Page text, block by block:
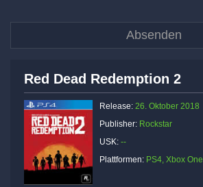
Red Dead Redemption 2
Release: 26. Oktober 2018
Publisher: Rockstar
USK: --
Plattformen: PS4, Xbox One